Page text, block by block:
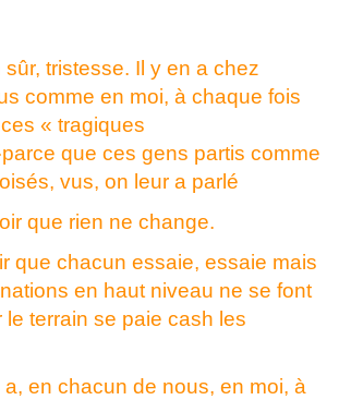
tristesse. Il y en a chez
comme en moi, à chaque fois
« tragiques
que ces gens partis comme
vus, on leur a parlé
que rien ne change.
que chacun essaie, essaie mais
en haut niveau ne se font
le terrain se paie cash les
a, en chacun de nous, en moi, à